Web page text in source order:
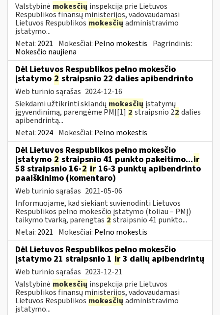
Valstybinė mokesčių inspekcija prie Lietuvos
Respublikos finansų ministerijos, vadovaudamasi
Lietuvos Respublikos mokesčių administravimo
įstatymo...
Metai: 2021 Mokesčiai: Pelno mokestis Pagrindinis:
Mokesčio naujiena
Dėl Lietuvos Respublikos pelno mokesčio
įstatymo 2 straipsnio 22 dalies apibendrinto
Web turinio sąrašas 2024-12-16
Siekdami užtikrinti sklandų mokesčių įstatymų
įgyvendinimą, parengėme PMĮ[1]2straipsnio 22 dalies
apibendrintą...
Metai: 2024 Mokesčiai: Pelno mokestis
Dėl Lietuvos Respublikos pelno mokesčio
įstatymo 2 straipsnio 41 punkto pakeitimo...ir
58 straipsnio 16-2 ir 16-3 punktų apibendrinto
paaiškinimo (komentaro)
Web turinio sąrašas 2021-05-06
Informuojame, kad siekiant suvienodinti Lietuvos
Respublikos pelno mokesčio įstatymo (toliau – PMĮ)
taikymo tvarką, parengtas 2 straipsnio 41 punkto...
Metai: 2021 Mokesčiai: Pelno mokestis
Dėl Lietuvos Respublikos pelno mokesčio
įstatymo 21 straipsnio 1 ir 3 dalių apibendrintų
Web turinio sąrašas 2023-12-21
Valstybinė mokesčių inspekcija prie Lietuvos
Respublikos finansų ministerijos, vadovaudamasi
Lietuvos Respublikos mokesčių administravimo
įstatymo...